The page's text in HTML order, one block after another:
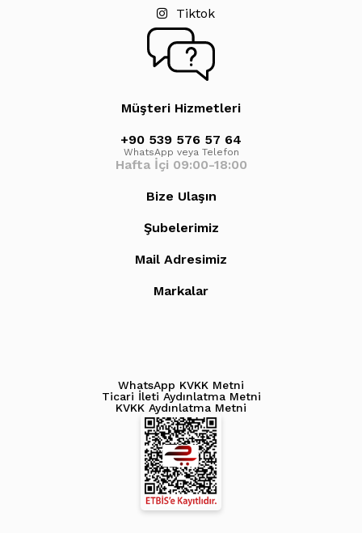
Tiktok
Müşteri Hizmetleri
+90 539 576 57 64
WhatsApp veya Telefon
Hafta İçi 09:00-18:00
Bize Ulaşın
Şubelerimiz
Mail Adresimiz
Markalar
KVKK Aydınlatma Metni
Ticari İleti Aydınlatma Metni
WhatsApp KVKK Metni